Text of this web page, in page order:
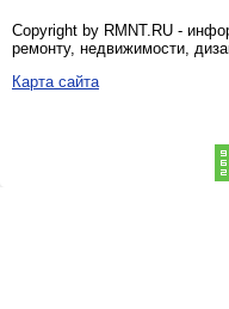
Copyright by RMNT.RU -
ремонту, недвижимости,
Карта сайта